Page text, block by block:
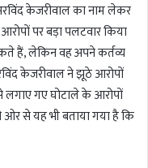
केजरीवाल का नाम लेकर
पर बड़ा पलटवार किया
हैं, लेकिन वह अपने कर्तव्य
केजरीवाल ने झूठे आरोपों
गए घोटाले के आरोपों
से यह भी बताया गया है कि